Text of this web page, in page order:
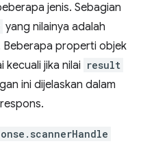
jenis. Sebagian
yang nilainya adalah
Beberapa properti objek
kecuali jika nilai result
ini dijelaskan dalam